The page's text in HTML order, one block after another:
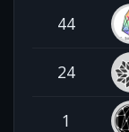
44
24
1